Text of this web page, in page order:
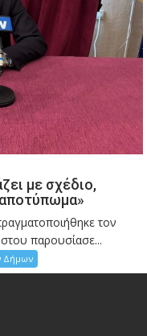
με σχέδιο,
τον
παρουσίασε...
Δήμων